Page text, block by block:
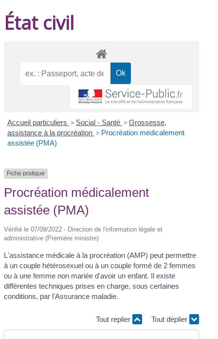
État civil
Accueil particuliers > Social - Santé > Grossesse,
assistance à la procréation > Procréation médicalement
assistée (PMA)
Fiche pratique
Procréation médicalement
assistée (PMA)
Vérifié le 07/09/2022 - Direction de l'information légale et
administrative (Première ministre)
L'assistance médicale à la procréation (AMP) peut permettre
à un couple hétérosexuel ou à un couple formé de 2 femmes
ou à une femme non mariée d'avoir un enfant. Il existe
différentes techniques prises en charge, sous certaines
conditions, par l'Assurance maladie.
Tout replier Tout déplier